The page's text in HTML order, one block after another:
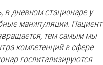
дневном стационаре у
манипуляции. Пациент
тем самым мы
компетенций в сфере
госпитализируются